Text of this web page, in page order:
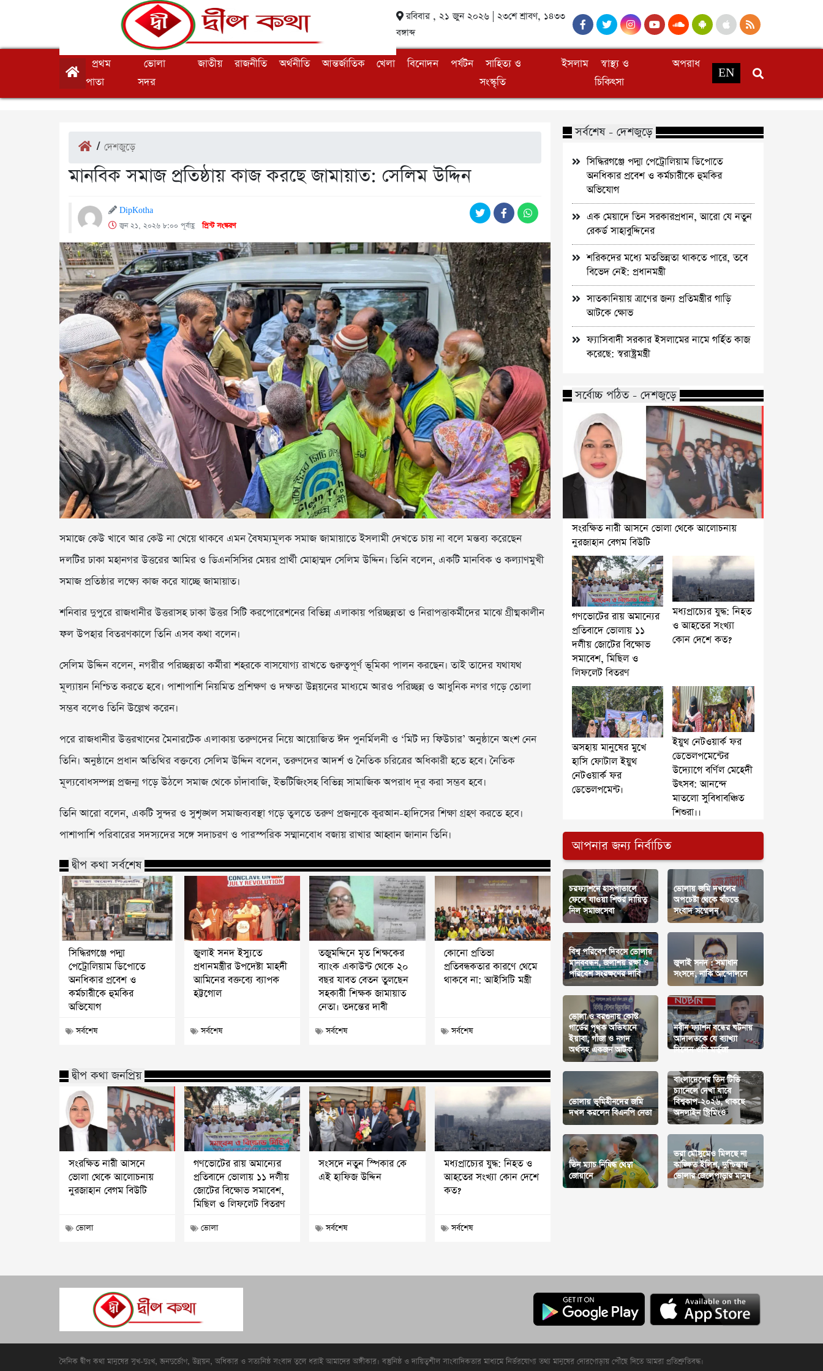
রবিবার , ২১ জুন ২০২৬ | ২৩শে শ্রাবণ, ১৪৩৩
বঙ্গাব্দ
প্রথম
পাতা
ভোলা
সদর
জাতীয় রাজনীতি অর্থনীতি আন্তর্জাতিক খেলা বিনোদন পর্যটন
সাহিত্য ও
সংস্কৃতি
ইসলাম
স্বাস্থ্য ও
চিকিৎসা
অপরাধ
EN
/ দেশজুড়ে
মানবিক সমাজ প্রতিষ্ঠায় কাজ করছে জামায়াত: সেলিম উদ্দিন
DipKotha
জুন ২১, ২০২৬ ৮:০০ পূর্বাহ্ণপ্রিন্ট সংস্করণ
সমাজে কেউ খাবে আর কেউ না খেয়ে থাকবে এমন বৈষম্যমূলক সমাজ জামায়াতে ইসলামী দেখতে চায় না বলে মন্তব্য করেছেন
দলটির ঢাকা মহানগর উত্তরের আমির ও ডিএনসিসির মেয়র প্রার্থী মোহাম্মদ সেলিম উদ্দিন। তিনি বলেন, একটি মানবিক ও কল্যাণমুখী
সমাজ প্রতিষ্ঠার লক্ষ্যে কাজ করে যাচ্ছে জামায়াত।
শনিবার দুপুরে রাজধানীর উত্তরাসহ ঢাকা উত্তর সিটি করপোরেশনের বিভিন্ন এলাকায় পরিচ্ছন্নতা ও নিরাপত্তাকর্মীদের মাঝে গ্রীষ্মকালীন
ফল উপহার বিতরণকালে তিনি এসব কথা বলেন।
সেলিম উদ্দিন বলেন, নগরীর পরিচ্ছন্নতা কর্মীরা শহরকে বাসযোগ্য রাখতে গুরুত্বপূর্ণ ভূমিকা পালন করছেন। তাই তাদের যথাযথ
মূল্যায়ন নিশ্চিত করতে হবে। পাশাপাশি নিয়মিত প্রশিক্ষণ ও দক্ষতা উন্নয়নের মাধ্যমে আরও পরিচ্ছন্ন ও আধুনিক নগর গড়ে তোলা
সম্ভব বলেও তিনি উল্লেখ করেন।
পরে রাজধানীর উত্তরখানের মৈনারটেক এলাকায় তরুণদের নিয়ে আয়োজিত ঈদ পুনর্মিলনী ও ‘মিট দ্য ফিউচার’ অনুষ্ঠানে অংশ নেন
তিনি। অনুষ্ঠানে প্রধান অতিথির বক্তব্যে সেলিম উদ্দিন বলেন, তরুণদের আদর্শ ও নৈতিক চরিত্রের অধিকারী হতে হবে। নৈতিক
মূল্যবোধসম্পন্ন প্রজন্ম গড়ে উঠলে সমাজ থেকে চাঁদাবাজি, ইভটিজিংসহ বিভিন্ন সামাজিক অপরাধ দূর করা সম্ভব হবে।
তিনি আরো বলেন, একটি সুন্দর ও সুশৃঙ্খল সমাজব্যবস্থা গড়ে তুলতে তরুণ প্রজন্মকে কুরআন-হাদিসের শিক্ষা গ্রহণ করতে হবে।
পাশাপাশি পরিবারের সদস্যদের সঙ্গে সদাচরণ ও পারস্পরিক সম্মানবোধ বজায় রাখার আহ্বান জানান তিনি।
দ্বীপ কথা সর্বশেষ
সিদ্ধিরগঞ্জে পদ্মা
পেট্রোলিয়াম ডিপোতে
অনধিকার প্রবেশ ও
কর্মচারীকে হুমকির
অভিযোগ
সর্বশেষ
জুলাই সনদ ইস্যুতে
প্রধানমন্ত্রীর উপদেষ্টা মাহদী
আমিনের বক্তব্যে ব্যাপক
হট্টগোল
সর্বশেষ
তজুমদ্দিনে মৃত শিক্ষকের
ব্যাংক একাউন্ট থেকে ২০
বছর যাবত বেতন তুলছেন
সহকারী শিক্ষক জামায়াত
নেতা। তদন্তের দাবী
সর্বশেষ
কোনো প্রতিভা
প্রতিবন্ধকতার কারণে থেমে
থাকবে না: আইসিটি মন্ত্রী
সর্বশেষ
দ্বীপ কথা জনপ্রিয়
সংরক্ষিত নারী আসনে
ভোলা থেকে আলোচনায়
নুরজাহান বেগম বিউটি
ভোলা
গণভোটের রায় অমান্যের
প্রতিবাদে ভোলায় ১১ দলীয়
জোটের বিক্ষোভ সমাবেশ,
মিছিল ও লিফলেট বিতরণ
ভোলা
সংসদে নতুন স্পিকার কে
এই হাফিজ উদ্দিন
সর্বশেষ
মধ্যপ্রাচ্যের যুদ্ধ: নিহত ও
আহতের সংখ্যা কোন দেশে
কত?
সর্বশেষ
সর্বশেষ - দেশজুড়ে
সিদ্ধিরগঞ্জে পদ্মা পেট্রোলিয়াম ডিপোতে
অনধিকার প্রবেশ ও কর্মচারীকে হুমকির
অভিযোগ
এক মেয়াদে তিন সরকারপ্রধান, আরো যে নতুন
রেকর্ড সাহাবুদ্দিনের
শরিকদের মধ্যে মতভিন্নতা থাকতে পারে, তবে
বিভেদ নেই: প্রধানমন্ত্রী
সাতকানিয়ায় ত্রাণের জন্য প্রতিমন্ত্রীর গাড়ি
আটকে ক্ষোভ
ফ্যাসিবাদী সরকার ইসলামের নামে গর্হিত কাজ
করেছে: স্বরাষ্ট্রমন্ত্রী
সর্বোচ্চ পঠিত - দেশজুড়ে
সংরক্ষিত নারী আসনে ভোলা থেকে আলোচনায়
নুরজাহান বেগম বিউটি
গণভোটের রায় অমান্যের
প্রতিবাদে ভোলায় ১১
দলীয় জোটের বিক্ষোভ
সমাবেশ, মিছিল ও
লিফলেট বিতরণ
মধ্যপ্রাচ্যের যুদ্ধ: নিহত
ও আহতের সংখ্যা
কোন দেশে কত?
অসহায় মানুষের মুখে
হাসি ফোটাল ইয়ুথ
নেটওয়ার্ক ফর
ডেভেলপমেন্ট।
ইয়ুথ নেটওয়ার্ক ফর
ডেভেলপমেন্টের
উদ্যোগে বর্ণিল মেহেদী
উৎসব: আনন্দে
মাতলো সুবিধাবঞ্চিত
শিশুরা।।
আপনার জন্য নির্বাচিত
চরফ্যাশনে হাসপাতালে
ফেলে যাওয়া শিশুর দায়িত্ব
নিল সমাজসেবা
ভোলায় জমি দখলের
অপচেষ্টা থেকে বাঁচতে
সংবাদ সম্মেলন
বিশ্ব পরিবেশ দিবসে ভোলায়
মানববন্ধন, জলাশয় রক্ষা ও
পরিবেশ সংরক্ষণের দাবি
জুলাই সনদ : সমাধান
সংসদে, নাকি আন্দোলনে
ভোলা ও বরগুনায় কোস্ট
গার্ডের পৃথক অভিযানে
ইয়াবা, গাঁজা ও নগদ
অর্থসহ একজন আটক
নবীন ফ্যাশন বন্ধের ঘটনায়
আদালতকে যে ব্যাখ্যা
দিলেন ওসি মর্তুজা
ভোলায় ভূমিহীনদের জমি
দখল করলেন বিএনপি নেতা
বাংলাদেশের তিন টিভি
চ্যানেলে দেখা যাবে
বিশ্বকাপ-২০২৬, থাকছে
অনলাইন স্ট্রিমিংও
তিন ম্যাচ নিষিদ্ধ থেম্বা
জোয়ানে
ভরা মৌসুমেও মিলছে না
কাঙ্ক্ষিত ইলিশ, দুশ্চিন্তায়
ভোলার জেলেপাড়ার মানুষ
দৈনিক দ্বীপ কথা মানুষের সুখ-দুঃখ, জনদুর্ভোগ, উন্নয়ন, অধিকার ও সত্যনিষ্ঠ সংবাদ তুলে ধরাই আমাদের অঙ্গীকার। বস্তুনিষ্ঠ ও দায়িত্বশীল সাংবাদিকতার মাধ্যমে নির্ভরযোগ্য তথ্য মানুষের দোরগোড়ায় পৌঁছে দিতে আমরা প্রতিশ্রুতিবদ্ধ।